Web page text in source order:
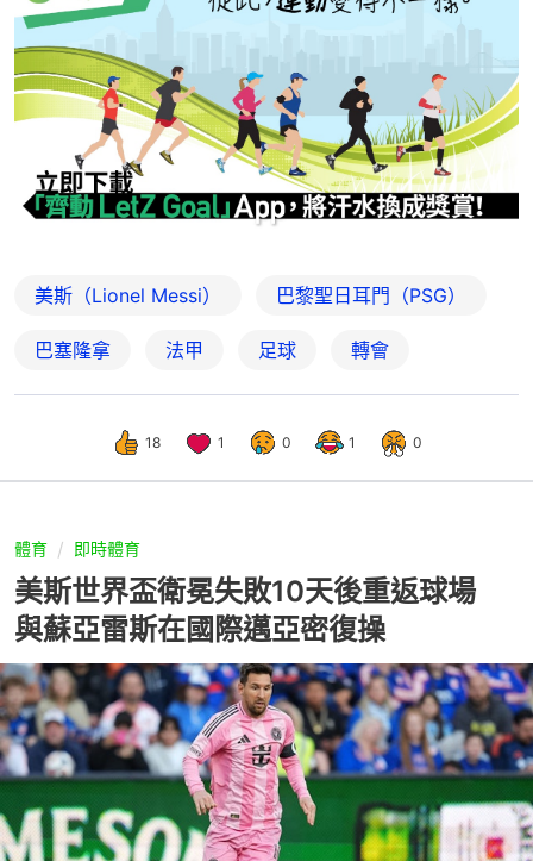
美斯（Lionel Messi） 巴黎聖日耳門（PSG）
巴塞隆拿 法甲 足球 轉會
18 1 0 1 0
體育 即時體育
美斯世界盃衛冕失敗10天後重返球場
與蘇亞雷斯在國際邁亞密復操